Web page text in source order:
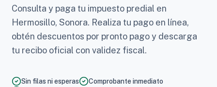
Consulta y paga tu impuesto predial en
Hermosillo, Sonora. Realiza tu pago en línea,
obtén descuentos por pronto pago y descarga
tu recibo oficial con validez fiscal.
Sin filas ni esperas
Comprobante inmediato